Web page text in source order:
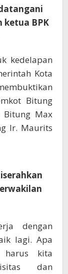
ketua BPK
kedelapan
Kota
Bitung
Bitung Max
Ir. Maurits
dengan
lagi. Apa
kita
dan